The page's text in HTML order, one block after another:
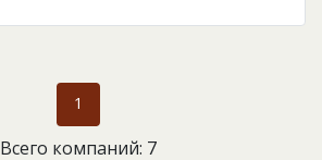
1
Всего компаний: 7